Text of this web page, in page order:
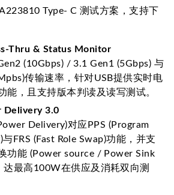
Type- C 测试方案，支持下
Thru & Status Monitor
(10Gbps) / 3.1 Gen1 (5Gbps) 与
传输速率，针对USB提供实时电
能，且支持版本判读及读写测试。
Delivery 3.0
Delivery)对应PPS (Program
FRS (Fast Role Swap)功能，并支
功能 (Power source / Power Sink
达最高100W在供应及消耗双向测